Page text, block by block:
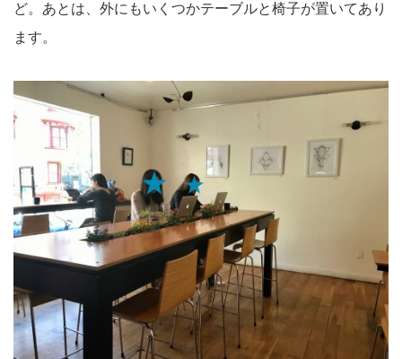
ど。あとは、外にもいくつかテーブルと椅子が置いてあり
ます。